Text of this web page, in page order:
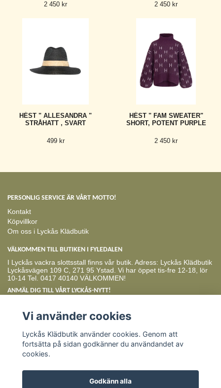
2 450 kr 2 450 kr
HÉST " ALLESANDRA "
STRÅHATT , SVART
499 kr
HÉST " FAM SWEATER"
SHORT, POTENT PURPLE
2 450 kr
PERSONLIG SERVICE ÄR VÅRT MOTTO!
Kontakt
Köpvillkor
Om oss i Lyckås Klädbutik
VÄLKOMMEN TILL BUTIKEN I FYLEDALEN
I Lyckås vackra slottsstall finns vår butik. Adress: Lyckås Klädbutik
Lyckåsvägen 109 C, 271 95 Ystad. Vi har öppet tis-fre 12-18, lör
10-14 Tel. 0417 40140 VÄLKOMMEN!
ANMÄL DIG TILL VÅRT LYCKÅS-NYTT!
Vi använder cookies
Lyckås Klädbutik använder cookies. Genom att
fortsätta på sidan godkänner du användandet av
cookies.
Godkänn alla